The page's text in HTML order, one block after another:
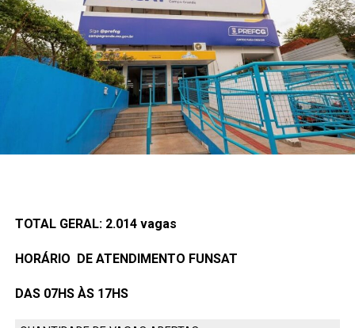
TOTAL GERAL: 2.014 vagas
HORÁRIO DE ATENDIMENTO FUNSAT
DAS 07HS ÀS 17HS